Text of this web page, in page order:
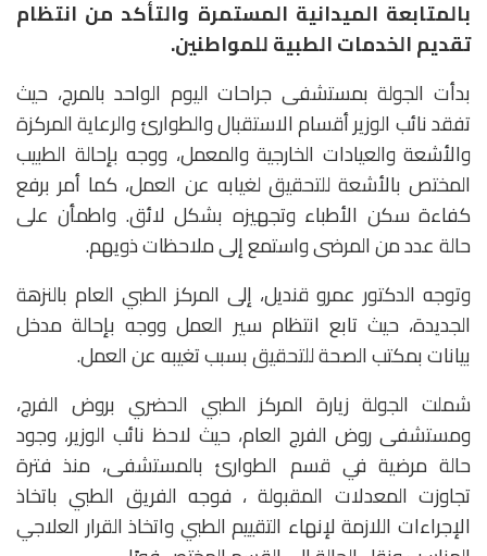
بالمتابعة الميدانية المستمرة والتأكد من انتظام
تقديم الخدمات الطبية للمواطنين.
بدأت الجولة بمستشفى جراحات اليوم الواحد بالمرج، حيث
تفقد نائب الوزير أقسام الاستقبال والطوارئ والرعاية المركزة
والأشعة والعيادات الخارجية والمعمل، ووجه بإحالة الطبيب
المختص بالأشعة للتحقيق لغيابه عن العمل، كما أمر برفع
كفاءة سكن الأطباء وتجهيزه بشكل لائق. واطمأن على
حالة عدد من المرضى واستمع إلى ملاحظات ذويهم.
وتوجه الدكتور عمرو قنديل، إلى المركز الطبي العام بالنزهة
الجديدة، حيث تابع انتظام سير العمل ووجه بإحالة مدخل
بيانات بمكتب الصحة للتحقيق بسبب تغيبه عن العمل.
شملت الجولة زيارة المركز الطبي الحضري بروض الفرج،
ومستشفى روض الفرج العام، حيث لاحظ نائب الوزير، وجود
حالة مرضية في قسم الطوارئ بالمستشفى، منذ فترة
تجاوزت المعدلات المقبولة ، فوجه الفريق الطبي باتخاذ
الإجراءات اللازمة لإنهاء التقييم الطبي واتخاذ القرار العلاجي